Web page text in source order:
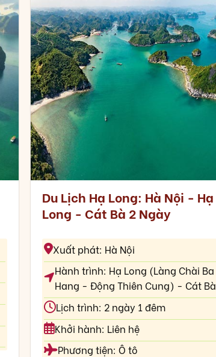
Du Lịch Hạ Long: Hà Nội - Hạ
Long - Cát Bà 2 Ngày
Xuất phát: Hà Nội
Hành trình: Hạ Long (Làng Chài Ba
Hang - Động Thiên Cung) - Cát Bà
Lịch trình: 2 ngày 1 đêm
Khởi hành: Liên hệ
Phương tiện: Ô tô